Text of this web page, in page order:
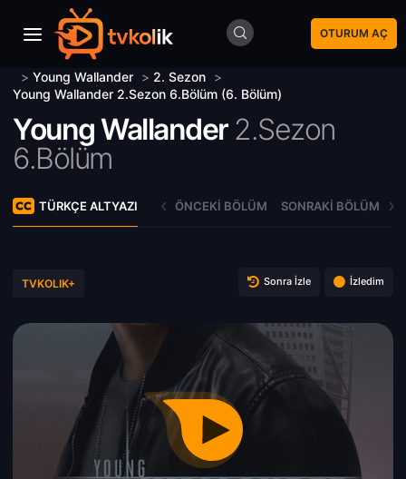
OTURUM AÇ
> Young Wallander > 2. Sezon >
Young Wallander 2.Sezon 6.Bölüm (6. Bölüm)
Young Wallander 2.Sezon
6.Bölüm
TÜRKÇE ALTYAZI ÖNCEKI BÖLÜM SONRAKI BÖLÜM
TVKOLIK+ Sonra İzle İzledim